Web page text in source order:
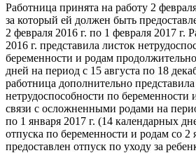
Работница принята на работу 2
за который ей должен быть
2 февраля 2016 г. по 1 февраля 2017 г.
2016 г. представила листок
беременности и родам
дней на период с 15 августа по 18
работница дополнительно
нетрудоспособности по
связи с осложненными родами на
по 1 января 2017 г. (14 календарных
отпуска по беременности и родам со 2
предоставлен отпуск по уходу за